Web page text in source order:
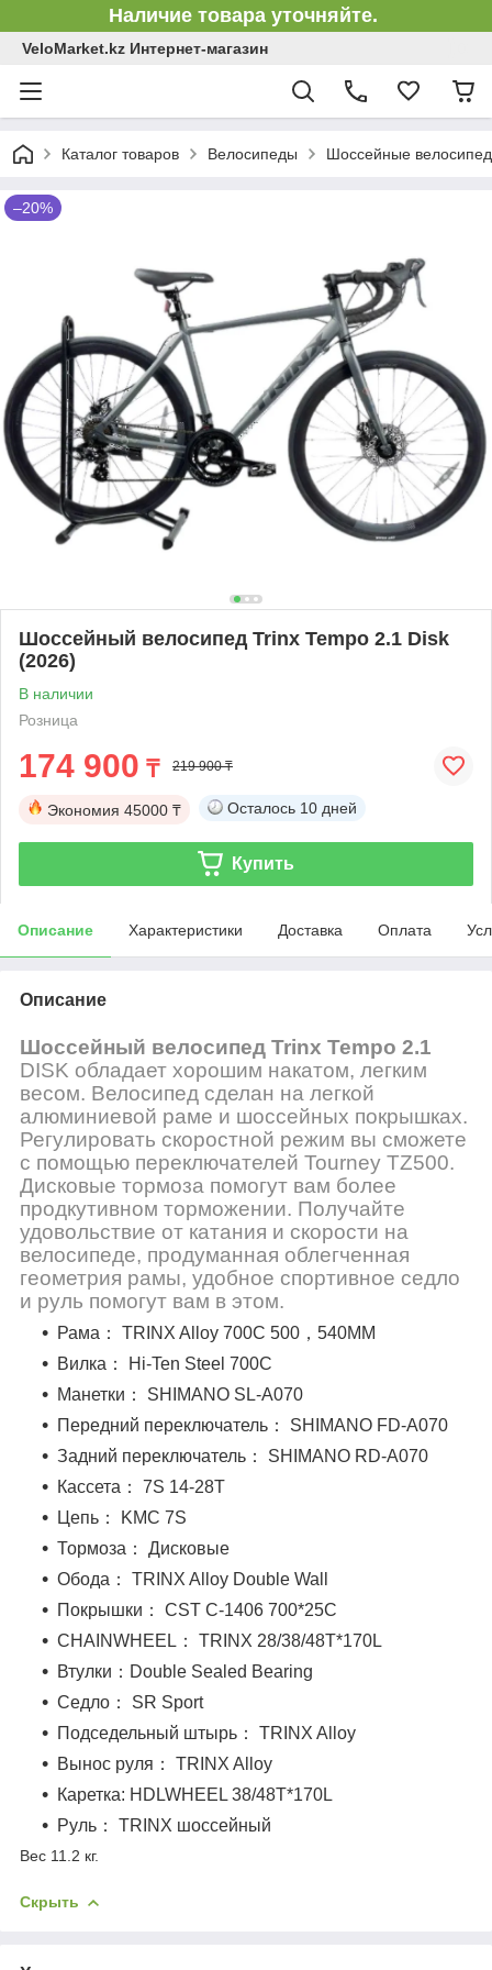
Наличие товара уточняйте.
VeloMarket.kz Интернет-магазин
Каталог товаров Велосипеды Шоссейные
–20%
Шоссейный велосипед Trinx Tempo 2.1 Disk
(2026)
В наличии
Розница
174 900 ₸ 219 900 ₸
Экономия 45000 ₸ Осталось 10 дней
Купить
Описание Характеристики Доставка Оплата
Описание
Шоссейный велосипед Trinx Tempo 2.1
DISK обладает хорошим накатом, легким
весом. Велосипед сделан на легкой
алюминиевой раме и шоссейных покрышках.
Регулировать скоростной режим вы сможете
с помощью переключателей Tourney TZ500.
Дисковые тормоза помогут вам более
продкутивном торможении. Получайте
удовольствие от катания и скорости на
велосипеде, продуманная облегченная
геометрия рамы, удобное спортивное седло
и руль помогут вам в этом.
Рама： TRINX Alloy 700C 500，540MM
Вилка： Hi-Ten Steel 700C
Манетки： SHIMANO SL-A070
Передний переключатель： SHIMANO FD-A070
Задний переключатель： SHIMANO RD-A070
Кассета： 7S 14-28T
Цепь： KMC 7S
Тормоза： Дисковые
Обода： TRINX Alloy Double Wall
Покрышки： CST C-1406 700*25C
CHAINWHEEL： TRINX 28/38/48T*170L
Втулки：Double Sealed Bearing
Седло： SR Sport
Подседельный штырь： TRINX Alloy
Вынос руля： TRINX Alloy
Каретка: HDLWHEEL 38/48T*170L
Руль： TRINX шоссейный
Вес 11.2 кг.
Скрыть